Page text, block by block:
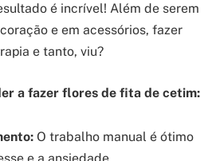
é incrível! Além de serem
e em acessórios, fazer
e tanto, viu?
a fazer flores de fita de cetim:
O trabalho manual é ótimo